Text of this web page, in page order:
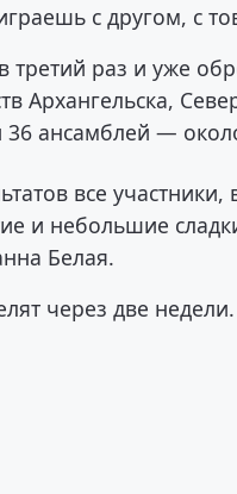
с другом, с
третий раз и уже
Архангельска,
ансамблей —
все
и небольшие
Белая.
через две